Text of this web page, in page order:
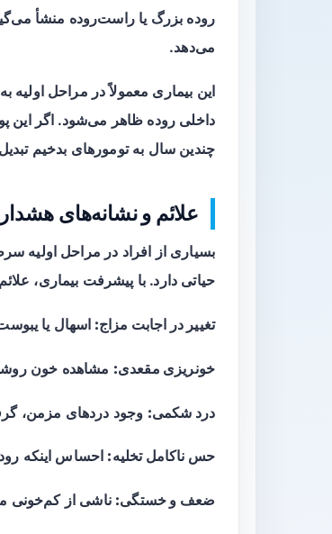
روده بزرگ یا راست‌روده منشأ
می‌دهد.
این بیماری معمولاً در مراحل
داخلی روده ظاهر می‌شود. اگر این
چندین سال به تومورهای بدخیم
علائم و نشانه‌های
بسیاری از افراد در مراحل اولیه
حیاتی دارد. با پیشرفت بیماری،
تغییر در اجابت مزاج: اسهال یا
خونریزی مقعدی: مشاهده خون
درد شکمی: وجود دردهای مزمن،
حس ناکامل تخلیه: احساس اینکه
ضعف و خستگی: ناشی از کم‌خونی